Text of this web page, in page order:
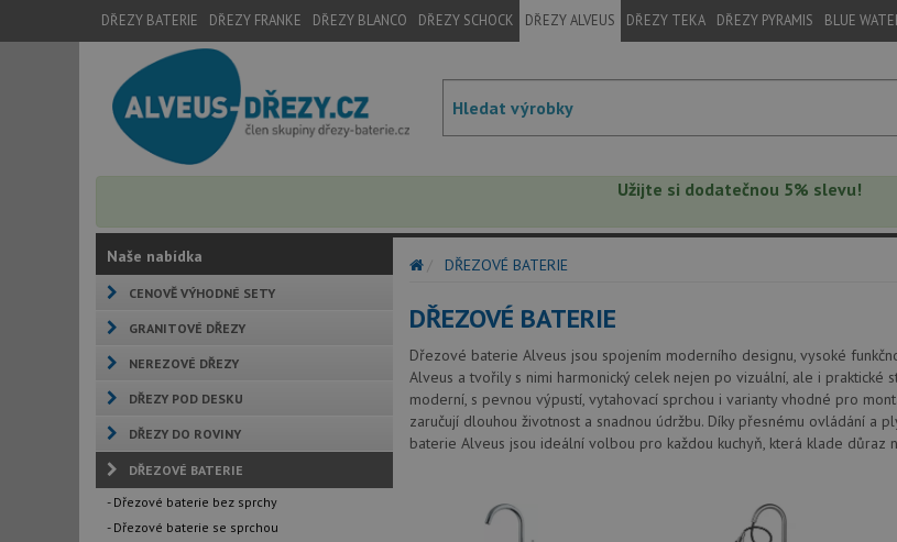
DŘEZY BATERIE DŘEZY FRANKE DŘEZY BLANCO DŘEZY SCHOCK DŘEZY ALVEUS DŘEZY TEKA DŘEZY PYRAMIS BLUE
Užijte si dodatečnou 5% slevu!
Naše nabídka
CENOVĚ VÝHODNÉ SETY
GRANITOVÉ DŘEZY
NEREZOVÉ DŘEZY
DŘEZY POD DESKU
DŘEZY DO ROVINY
DŘEZOVÉ BATERIE
- Dřezové baterie bez sprchy
- Dřezové baterie se sprchou
DŘEZOVÉ BATERIE
DŘEZOVÉ BATERIE
Dřezové baterie Alveus jsou spojením moderního designu, vysoké
Alveus a tvořily s nimi harmonický celek nejen po vizuální, ale i
moderní, s pevnou výpustí, vytahovací sprchou i varianty vhodné pro
zaručují dlouhou životnost a snadnou údržbu. Díky přesnému ovládání a
baterie Alveus jsou ideální volbou pro každou kuchyň, která klade důraz